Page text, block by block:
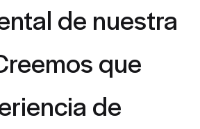
de nuestra
que
de